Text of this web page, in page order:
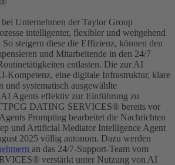
Unternehmen der Taylor Group
intelligenter, flexibler und weitgehend
steigern diese die Effizienz, können den
und Mitarbeitende in den 24/7
entlasten. Die zur AI
Kompetenz, eine digitale Infrastruktur, klare
und systematisch ausgewählte
Agents effektiv zur Einführung zu
DATING SERVICES® bereits vor
Prompting bearbeitet die Nachrichten
und Artificial Mediator Intelligence Agent
2025 völlig autonom. Dazu werden
an das 24/7-Support-Team vom
verstärkt unter Nutzung von AI